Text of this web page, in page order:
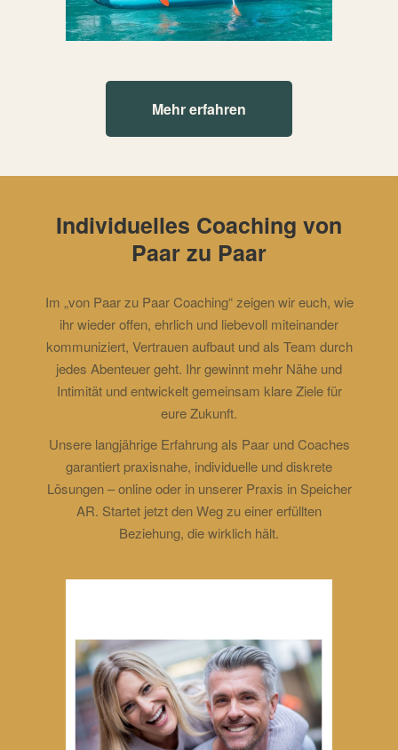
Mehr erfahren
Individuelles Coaching von
Paar zu Paar
Im „von Paar zu Paar Coaching“ zeigen wir euch, wie
ihr wieder offen, ehrlich und liebevoll miteinander
kommuniziert, Vertrauen aufbaut und als Team durch
jedes Abenteuer geht. Ihr gewinnt mehr Nähe und
Intimität und entwickelt gemeinsam klare Ziele für
eure Zukunft.
Unsere langjährige Erfahrung als Paar und Coaches
garantiert praxisnahe, individuelle und diskrete
Lösungen – online oder in unserer Praxis in Speicher
AR. Startet jetzt den Weg zu einer erfüllten
Beziehung, die wirklich hält.